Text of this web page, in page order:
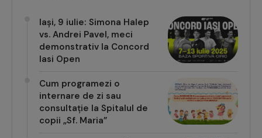
Iași, 9 iulie: Simona Halep
vs. Andrei Pavel, meci
demonstrativ la Concord
Iasi Open
Cum programezi o
internare de zi sau
consultație la Spitalul de
copii „Sf. Maria”